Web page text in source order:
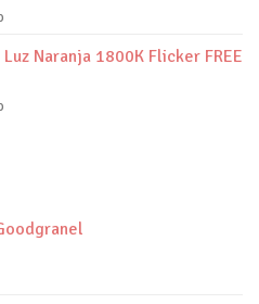
Naranja 1800K Flicker FREE